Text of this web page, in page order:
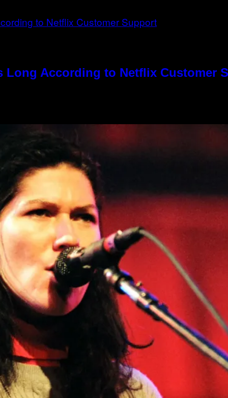
Long According to Netflix Customer